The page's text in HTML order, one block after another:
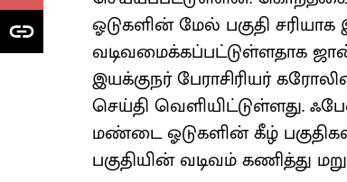
ஓடுகளின் மேல் பகுதி
வடிவமைக்கப்பட்டுள்ளதாக
இயக்குநர் பேராசிரியர்
செய்தி வெளியிட்டுள்ளது.
மண்டை ஓடுகளின் கீழ்
பகுதியின் வடிவம் கணித்து